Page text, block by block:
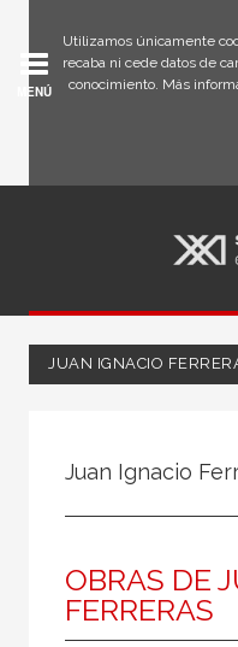
Utilizamos únicamente
recaba ni cede datos de
conocimiento. Más
MENÚ
JUAN IGNACIO
Juan Ignacio
OBRAS DE
FERRERAS